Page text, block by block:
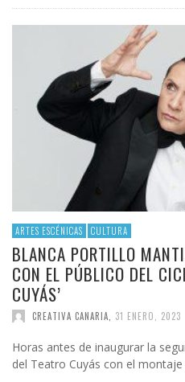
ARTES ESCÉNICAS CULTURA
BLANCA PORTILLO
CON EL PÚBLICO DEL
CUYÁS’
CREATIVA CANARIA 31 ENERO, 2023
Horas antes de inaugurar la
del Teatro Cuyás con el montaje